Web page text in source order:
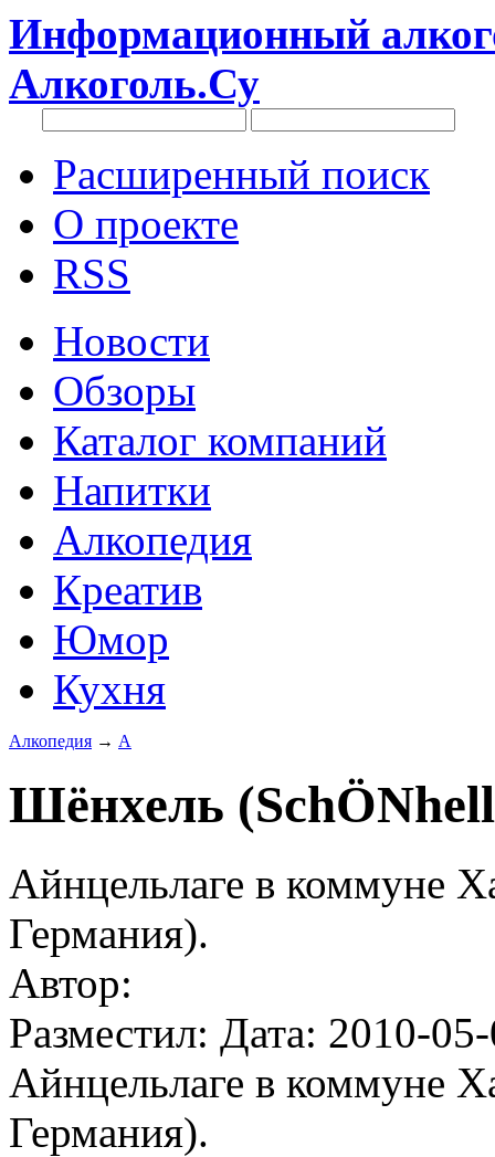
Информационный
Алкоголь.Су
Расширенный поиск
О проекте
RSS
Новости
Обзоры
Каталог компаний
Напитки
Алкопедия
Креатив
Юмор
Кухня
Алкопедия → А
Шёнхель
Айнцельлаге в коммуне
Германия).
Автор:
Разместил: Дата: 2010-
Айнцельлаге в коммуне
Германия).